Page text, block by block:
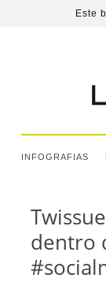
Este
INFOGRAFIAS
dentro